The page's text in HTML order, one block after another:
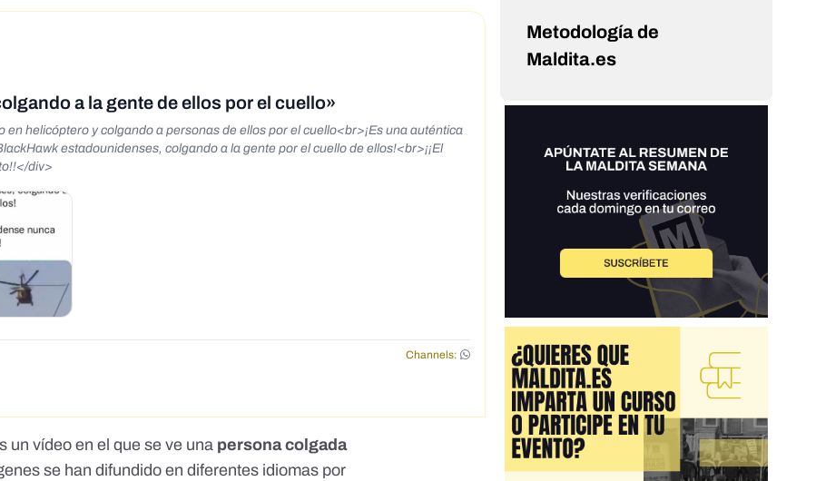
a la gente de ellos por el cuello»
helicóptero y colgando a personas de ellos por el cuello<br>¡Es una auténtica
estadounidenses, colgando a la gente por el cuello de ellos!<br>¡¡El
div>
Channels:
un vídeo en el que se ve una persona colgada
se han difundido en diferentes idiomas por
Metodología de
Maldita.es